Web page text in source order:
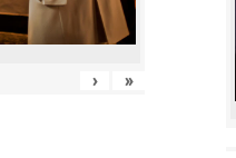
› »